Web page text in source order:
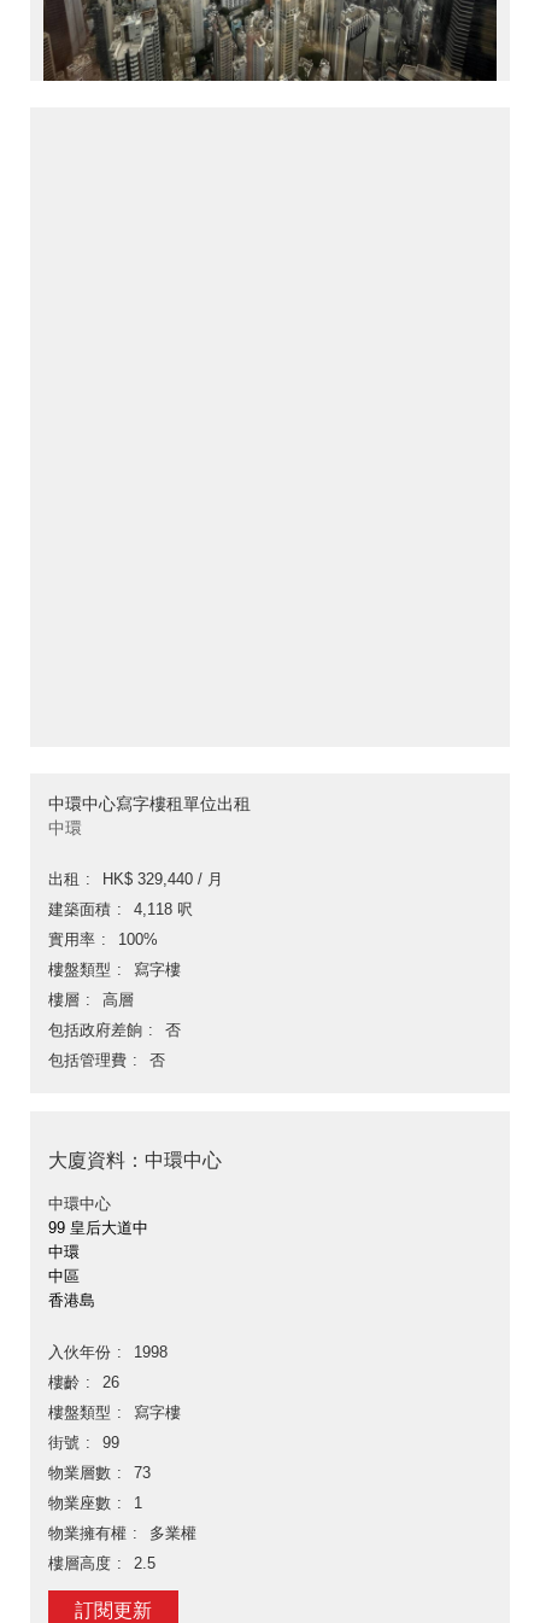
中環中心寫字樓租單位出租
中環
出租
HK$ 329,440 / 月
建築面積
4,118 呎
實用率
100%
樓盤類型
寫字樓
樓層
高層
包括政府差餉
否
包括管理費
否
大廈資料：中環中心
中環中心
99 皇后大道中
中環
中區
香港島
入伙年份
1998
樓齡
26
樓盤類型
寫字樓
街號
99
物業層數
73
物業座數
1
物業擁有權
多業權
樓層高度
2.5
訂閱更新